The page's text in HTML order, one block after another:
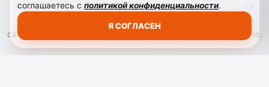
Аврумов Моисей Давидович, Телефон: +7964 004 41 86
vatan@etnomediadag.ru При использовании материалов
сайта активная гиперссылка на gazetavatan.ru обязательна.
соглашаетесь с политикой конфиденциальности.
Я СОГЛАСЕН